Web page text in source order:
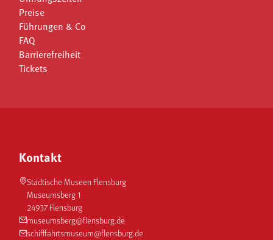
Preise
Führungen & Co
FAQ
Barrierefreiheit
Tickets
Kontakt
Städtische Museen Flensburg
Museumsberg 1
24937 Flensburg
museumsberg@flensburg.de
schifffahrtsmuseum@flensburg.de